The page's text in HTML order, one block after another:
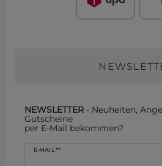
NEWSLETTER - Neuheiten,
Gutscheine
per E-Mail bekommen?
E-MAIL **
Newsletter